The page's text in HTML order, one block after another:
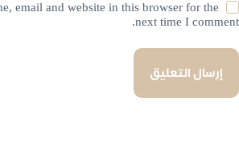
email and website in this browser for the
next time I comment.
إرسال التعليق